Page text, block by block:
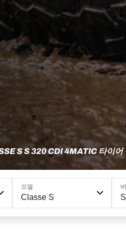
S S 320 CDI 4MATIC 타이어
모델
Classe S